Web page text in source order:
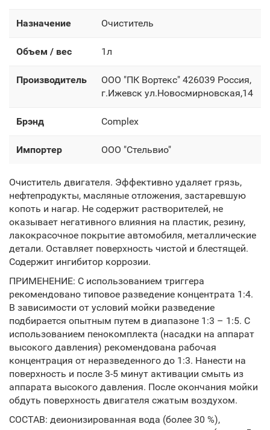
Назначение Очиститель
Объем / вес 1л
Производитель
OOO "ПК Вортекс" 426039 Россия,
г.Ижевск ул.Новосмирновская,14
Брэнд Complex
Импортер OOO "Стельвио"
Очиститель двигателя. Эффективно удаляет грязь,
нефтепродукты, масляные отложения, застаревшую
копоть и нагар. Не содержит растворителей, не
оказывает негативного влияния на пластик, резину,
лакокрасочное покрытие автомобиля, металлические
детали. Оставляет поверхность чистой и блестящей.
Содержит ингибитор коррозии.
ПРИМЕНЕНИЕ: С использованием триггера
рекомендовано типовое разведение концентрата 1:4.
В зависимости от условий мойки разведение
подбирается опытным путем в диапазоне 1:3 – 1:5. С
использованием пенокомплекта (насадки на аппарат
высокого давления) рекомендована рабочая
концентрация от неразведенного до 1:3. Нанести на
поверхность и после 3-5 минут активации смыть из
аппарата высокого давления. После окончания мойки
обдуть поверхность двигателя сжатым воздухом.
СОСТАВ: деионизированная вода (более 30 %),